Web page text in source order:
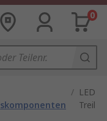
0
/ LED-
Treiber